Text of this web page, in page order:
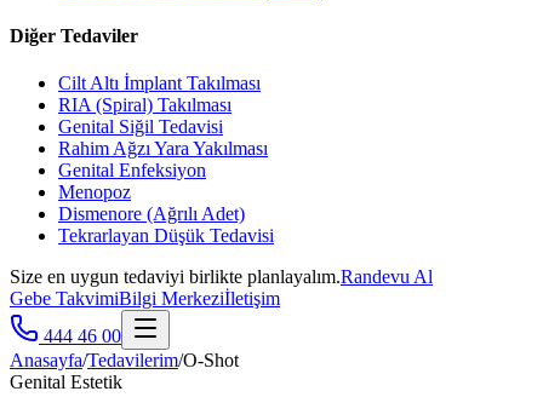
Diğer Tedaviler
Cilt Altı İmplant Takılması
RIA (Spiral) Takılması
Genital Siğil Tedavisi
Rahim Ağzı Yara Yakılması
Genital Enfeksiyon
Menopoz
Dismenore (Ağrılı Adet)
Tekrarlayan Düşük Tedavisi
Size en uygun tedaviyi birlikte planlayalım.Randevu Al
Gebe TakvimiBilgi Merkeziİletişim
444 46 00
Anasayfa/Tedavilerim/O-Shot
Genital Estetik